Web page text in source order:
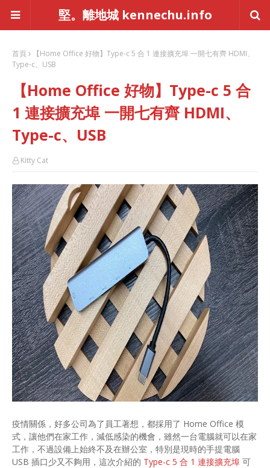
堅。離地城 kennechu.info
首頁
【Home Office 好物】Type-c 5 合 1 連接擴充埠 一開七有齊 HDMI、
Type-c、USB
【Home Office 好物】Type-c 5 合
1 連接擴充埠 一開七有齊 HDMI、
Type-c、USB
Kitty Cat
疫情關係，好多公司為了員工著想，都採用了 Home Office 模
式，讓他們在家工作，減低感染的機會，雖然一台電腦就可以在家
工作，不過設備上始終不及在辦公室，特別是現時的手提電腦
USB 插口少又不夠用，這次介紹的 Type-c 5 合 1 連接擴充埠 可